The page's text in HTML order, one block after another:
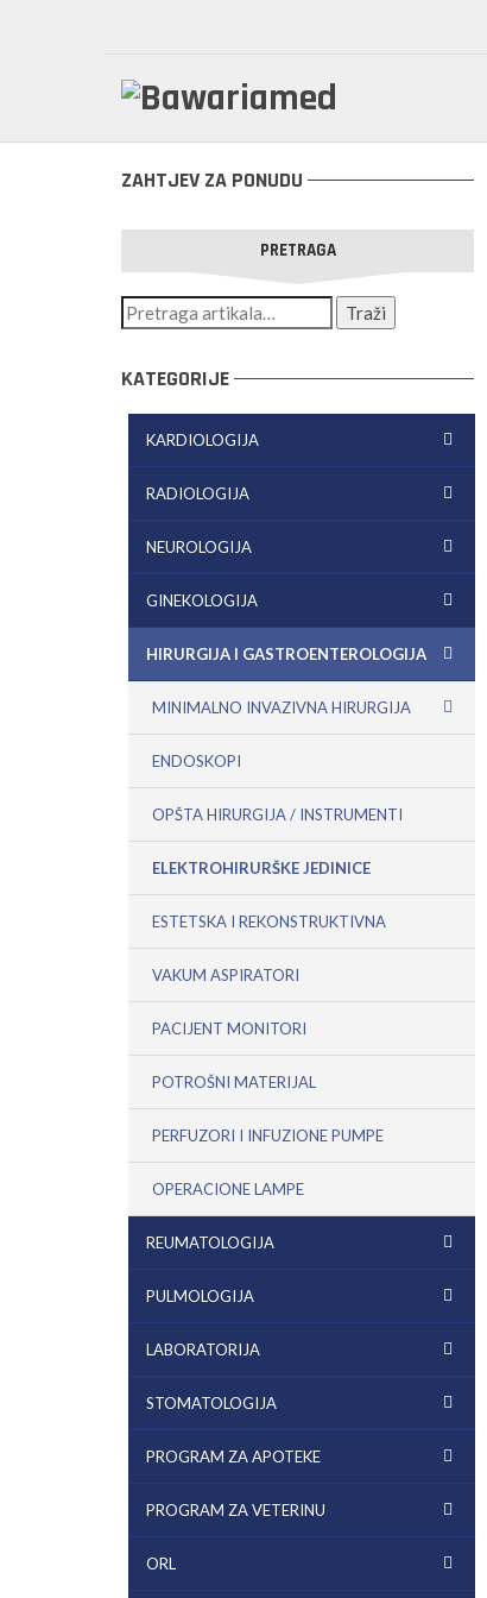
ZAHTJEV ZA PONUDU
PRETRAGA
KATEGORIJE
KARDIOLOGIJA
RADIOLOGIJA
NEUROLOGIJA
GINEKOLOGIJA
HIRURGIJA I GASTROENTEROLOGIJA
MINIMALNO INVAZIVNA HIRURGIJA
ENDOSKOPI
OPŠTA HIRURGIJA / INSTRUMENTI
ELEKTROHIRURŠKE JEDINICE
ESTETSKA I REKONSTRUKTIVNA
VAKUM ASPIRATORI
PACIJENT MONITORI
POTROŠNI MATERIJAL
PERFUZORI I INFUZIONE PUMPE
OPERACIONE LAMPE
REUMATOLOGIJA
PULMOLOGIJA
LABORATORIJA
STOMATOLOGIJA
PROGRAM ZA APOTEKE
PROGRAM ZA VETERINU
ORL